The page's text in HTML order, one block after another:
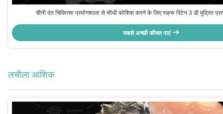
चीनी दंत चिकित्सा प्रयोगशाला से सीधी कोशिश करने के लिए स्क्रू रिटेन 3 डी मुद्रित
सबसे अच्छी कीमत पाएं
लचीला आंशिक